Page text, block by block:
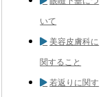
いて
美容皮膚科に
関すること
若返りに関す